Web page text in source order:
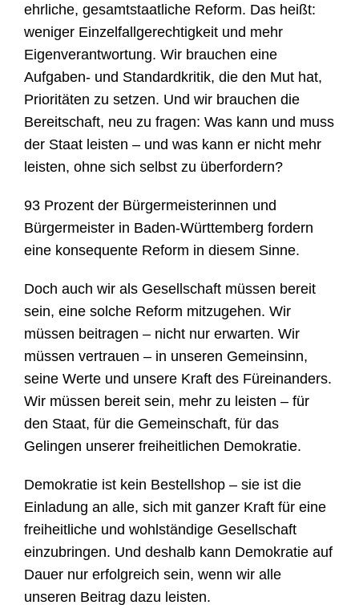
ehrliche, gesamtstaatliche Reform. Das heißt:
weniger Einzelfallgerechtigkeit und mehr
Eigenverantwortung. Wir brauchen eine
Aufgaben- und Standardkritik, die den Mut hat,
Prioritäten zu setzen. Und wir brauchen die
Bereitschaft, neu zu fragen: Was kann und muss
der Staat leisten – und was kann er nicht mehr
leisten, ohne sich selbst zu überfordern?
93 Prozent der Bürgermeisterinnen und
Bürgermeister in Baden-Württemberg fordern
eine konsequente Reform in diesem Sinne.
Doch auch wir als Gesellschaft müssen bereit
sein, eine solche Reform mitzugehen. Wir
müssen beitragen – nicht nur erwarten. Wir
müssen vertrauen – in unseren Gemeinsinn,
seine Werte und unsere Kraft des Füreinanders.
Wir müssen bereit sein, mehr zu leisten – für
den Staat, für die Gemeinschaft, für das
Gelingen unserer freiheitlichen Demokratie.
Demokratie ist kein Bestellshop – sie ist die
Einladung an alle, sich mit ganzer Kraft für eine
freiheitliche und wohlständige Gesellschaft
einzubringen. Und deshalb kann Demokratie auf
Dauer nur erfolgreich sein, wenn wir alle
unseren Beitrag dazu leisten.